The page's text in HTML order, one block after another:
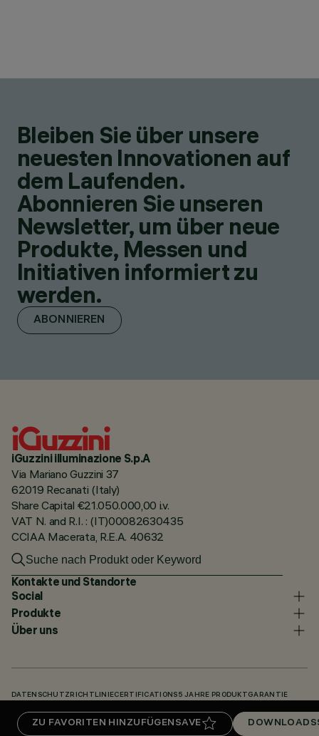
ZU FAVORITEN HINZUFÜGEN SAVE DOWNLOADS
Bleiben Sie über unsere
neuesten Innovationen auf
dem Laufenden.
Abonnieren Sie unseren
Newsletter, um über neue
Produkte, Messen und
Initiativen informiert zu
werden.
ABONNIEREN
iGuzzini illuminazione S.p.A
Via Mariano Guzzini 37
62019 Recanati (Italy)
Share Capital €21.050.000,00 i.v.
VAT N. and R.I. : (IT)00082630435
CCIAA Macerata, R.E.A. 40632
Kontakte und Standorte
Social
Produkte
Über uns
DATENSCHUTZRICHTLINIECERTIFICATIONS 5 JAHRE PRODUKTGARANTIE
UNSERE CODES KNOWLEDGE BASE (LOGIN REQUIRED) DOWNLOADS